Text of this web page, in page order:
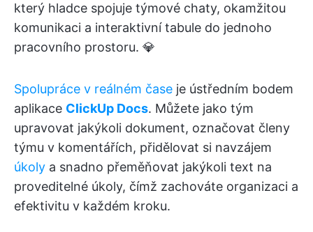
který hladce spojuje týmové chaty, okamžitou
komunikaci a interaktivní tabule do jednoho
pracovního prostoru. 💎
Spolupráce v reálném čase je ústředním bodem
aplikace ClickUp Docs. Můžete jako tým
upravovat jakýkoli dokument, označovat členy
týmu v komentářích, přidělovat si navzájem
úkoly a snadno přeměňovat jakýkoli text na
proveditelné úkoly, čímž zachováte organizaci a
efektivitu v každém kroku.